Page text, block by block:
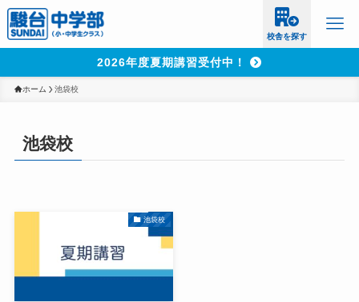
校舎を探す
2026年度夏期講習受付中！
ホーム 池袋校
池袋校
池袋校